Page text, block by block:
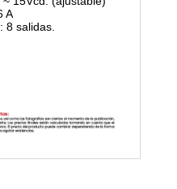
A
8 salidas.